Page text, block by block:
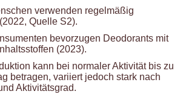
verwenden regelmäßig
Quelle S2).
bevorzugen Deodorants mit
(2023).
kann bei normaler Aktivität bis zu
betragen, variiert jedoch stark nach
Aktivitätsgrad.